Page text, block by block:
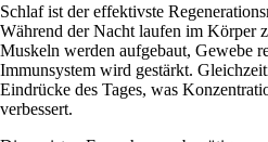
Schlaf ist der effektivste
Während der Nacht laufen im Körper
Muskeln werden aufgebaut, Gewebe
Immunsystem wird gestärkt.
Eindrücke des Tages, was
verbessert.